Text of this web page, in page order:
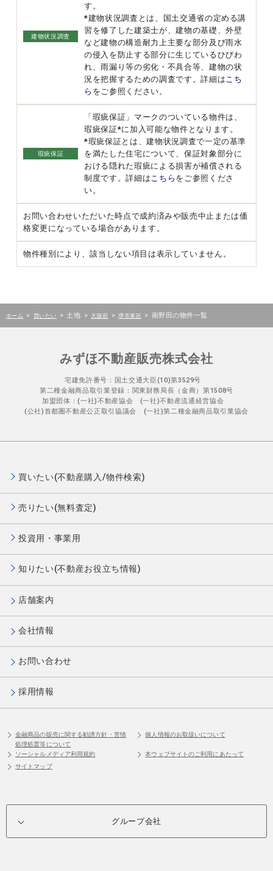
建物状況調査
す。
*建物状況調査とは、国土交通省の定める講
習を修了した建築士が、建物の基礎、外壁
など建物の構造耐力上主要な部分及び雨水
の侵入を防止する部分に生じているひびわ
れ、雨漏り等の劣化・不具合等、建物の状
況を把握するための調査です。詳細は こち
ら をご参照ください。
瑕疵保証
「瑕疵保証」マークのついている物件は、
瑕疵保証*に加入可能な物件となります。
*瑕疵保証とは、建物状況調査で一定の基準
を満たした住宅について、保証対象部分に
おける隠れた瑕疵による損害が補償される
制度です。詳細は こちら をご参照くださ
い。
お問い合わせいただいた時点で成約済みや販売中止または価
格変更になっている場合があります。
物件種別により、該当しない項目は表示していません。
ホーム > 買いたい > 土地 > 大阪府 > 堺市東区 > 南野田の物件一覧
みずほ不動産販売株式会社
宅建免許番号：国土交通大臣(10)第3529号
第二種金融商品取引業登録：関東財務局長（金商）第1508号
加盟団体：(一社)不動産協会 (一社)不動産流通経営協会
(公社)首都圏不動産公正取引協議会 (一社)第二種金融商品取引業協会
買いたい(不動産購入/物件検索)
売りたい(無料査定)
投資用・事業用
知りたい(不動産お役立ち情報)
店舗案内
会社情報
お問い合わせ
採用情報
金融商品の販売に関する勧誘方針・苦情
処理処置等について
個人情報のお取扱いについて
ソーシャルメディア利用規約
本ウェブサイトのご利用にあたって
サイトマップ
グループ会社